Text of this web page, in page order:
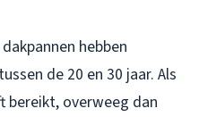
hebben
de 20 en 30 jaar. Als
bereikt, overweeg dan